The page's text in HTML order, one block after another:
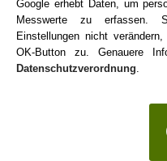
Google erhebt Daten, um
Messwerte zu erfassen.
Einstellungen nicht
OK-Button zu. Genauere
Datenschutzverordnung